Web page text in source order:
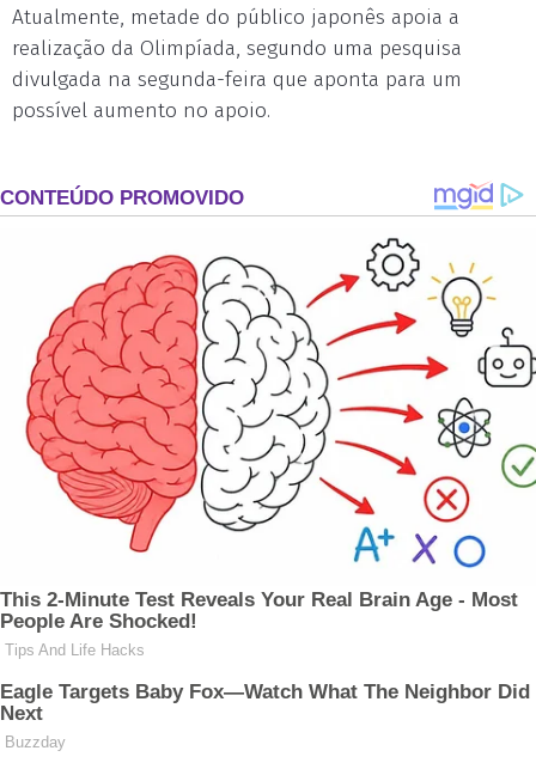
Atualmente, metade do público japonês apoia a
realização da Olimpíada, segundo uma pesquisa
divulgada na segunda-feira que aponta para um
possível aumento no apoio.